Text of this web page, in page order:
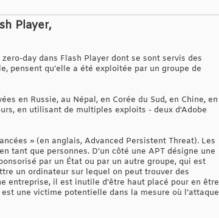
Player,
day dans Flash Player dont se sont servis des
pensent qu’elle a été exploitée par un groupe de
en Russie, au Népal, en Corée du Sud, en Chine, en
en utilisant de multiples exploits - deux d’Adobe
» (en anglais, Advanced Persistent Threat). Les
tant que personnes. D’un côté une APT désigne une
par un État ou par un autre groupe, qui est
un ordinateur sur lequel on peut trouver des
entreprise, il est inutile d’être haut placé pour en être
une victime potentielle dans la mesure où l’attaque